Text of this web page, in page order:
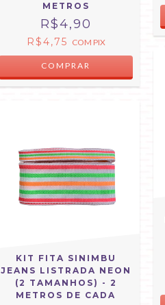
METROS
R$4,90
R$4,75 COM PIX
COMPRAR
KIT FITA SINIMBU
JEANS LISTRADA NEON
(2 TAMANHOS) - 2
METROS DE CADA